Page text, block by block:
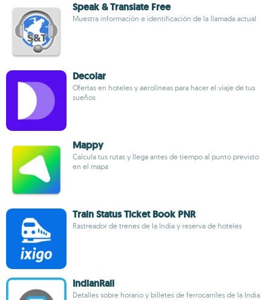
Speak & Translate Free
Muestra información e identificación de la llamada actual
Decolar
Ofertas en hoteles y aerolíneas para hacer el viaje de tus
sueños
Mappy
Calcula tus rutas y llega antes de tiempo al punto previsto
en el mapa
Train Status Ticket Book PNR
Rastreador de trenes de la India y reserva de hoteles
IndianRail
Detalles sobre horario y billetes de ferrocarriles de la India